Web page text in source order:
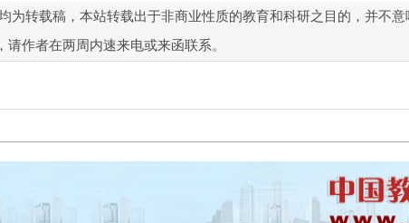
为转载稿，本站转载出于非商业性质的教育和科研之目的，并不
作者在两周内速来电或来函联系。